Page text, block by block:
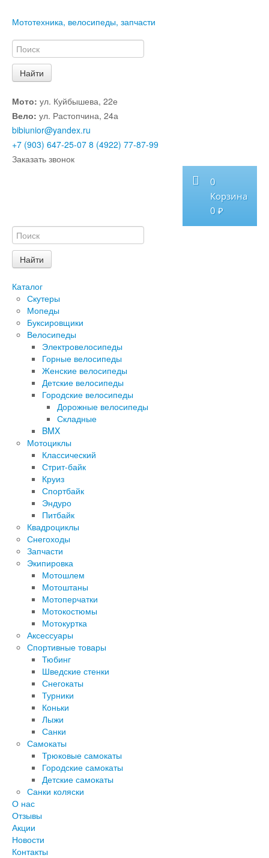
Мототехника, велосипеды, запчасти
Мото: ул. Куйбышева, 22е
Вело: ул. Растопчина, 24а
bibiunior@yandex.ru
+7 (903) 647-25-07 8 (4922) 77-87-99
Заказать звонок
0
Корзина
0 ₽
Каталог
Скутеры
Мопеды
Буксировщики
Велосипеды
Электровелосипеды
Горные велосипеды
Женские велосипеды
Детские велосипеды
Городские велосипеды
Дорожные велосипеды
Складные
BMX
Мотоциклы
Классический
Стрит-байк
Круиз
Спортбайк
Эндуро
Питбайк
Квадроциклы
Снегоходы
Запчасти
Экипировка
Мотошлем
Мотоштаны
Мотоперчатки
Мотокостюмы
Мотокуртка
Аксессуары
Спортивные товары
Тюбинг
Шведские стенки
Снегокаты
Турники
Коньки
Лыжи
Санки
Самокаты
Трюковые самокаты
Городские самокаты
Детские самокаты
Санки коляски
О нас
Отзывы
Акции
Новости
Контакты